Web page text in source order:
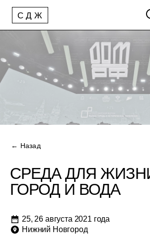
С Д Ж
← Назад
СРЕДА ДЛЯ
ГОРОД И ВОДА
25, 26 августа 2021 года
Нижний Новгород